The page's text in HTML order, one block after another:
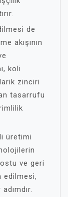
de
akışının
koli
zinciri
tasarrufu
üretimi
ve geri
edilmesi,